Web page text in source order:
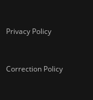
Privacy Policy
Correction Policy